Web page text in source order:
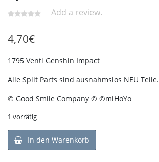
Add a review.
4,70€
1795 Venti Genshin Impact
Alle Split Parts sind ausnahmslos NEU Teile.
© Good Smile Company © ©miHoYo
1 vorrätig
In den Warenkorb